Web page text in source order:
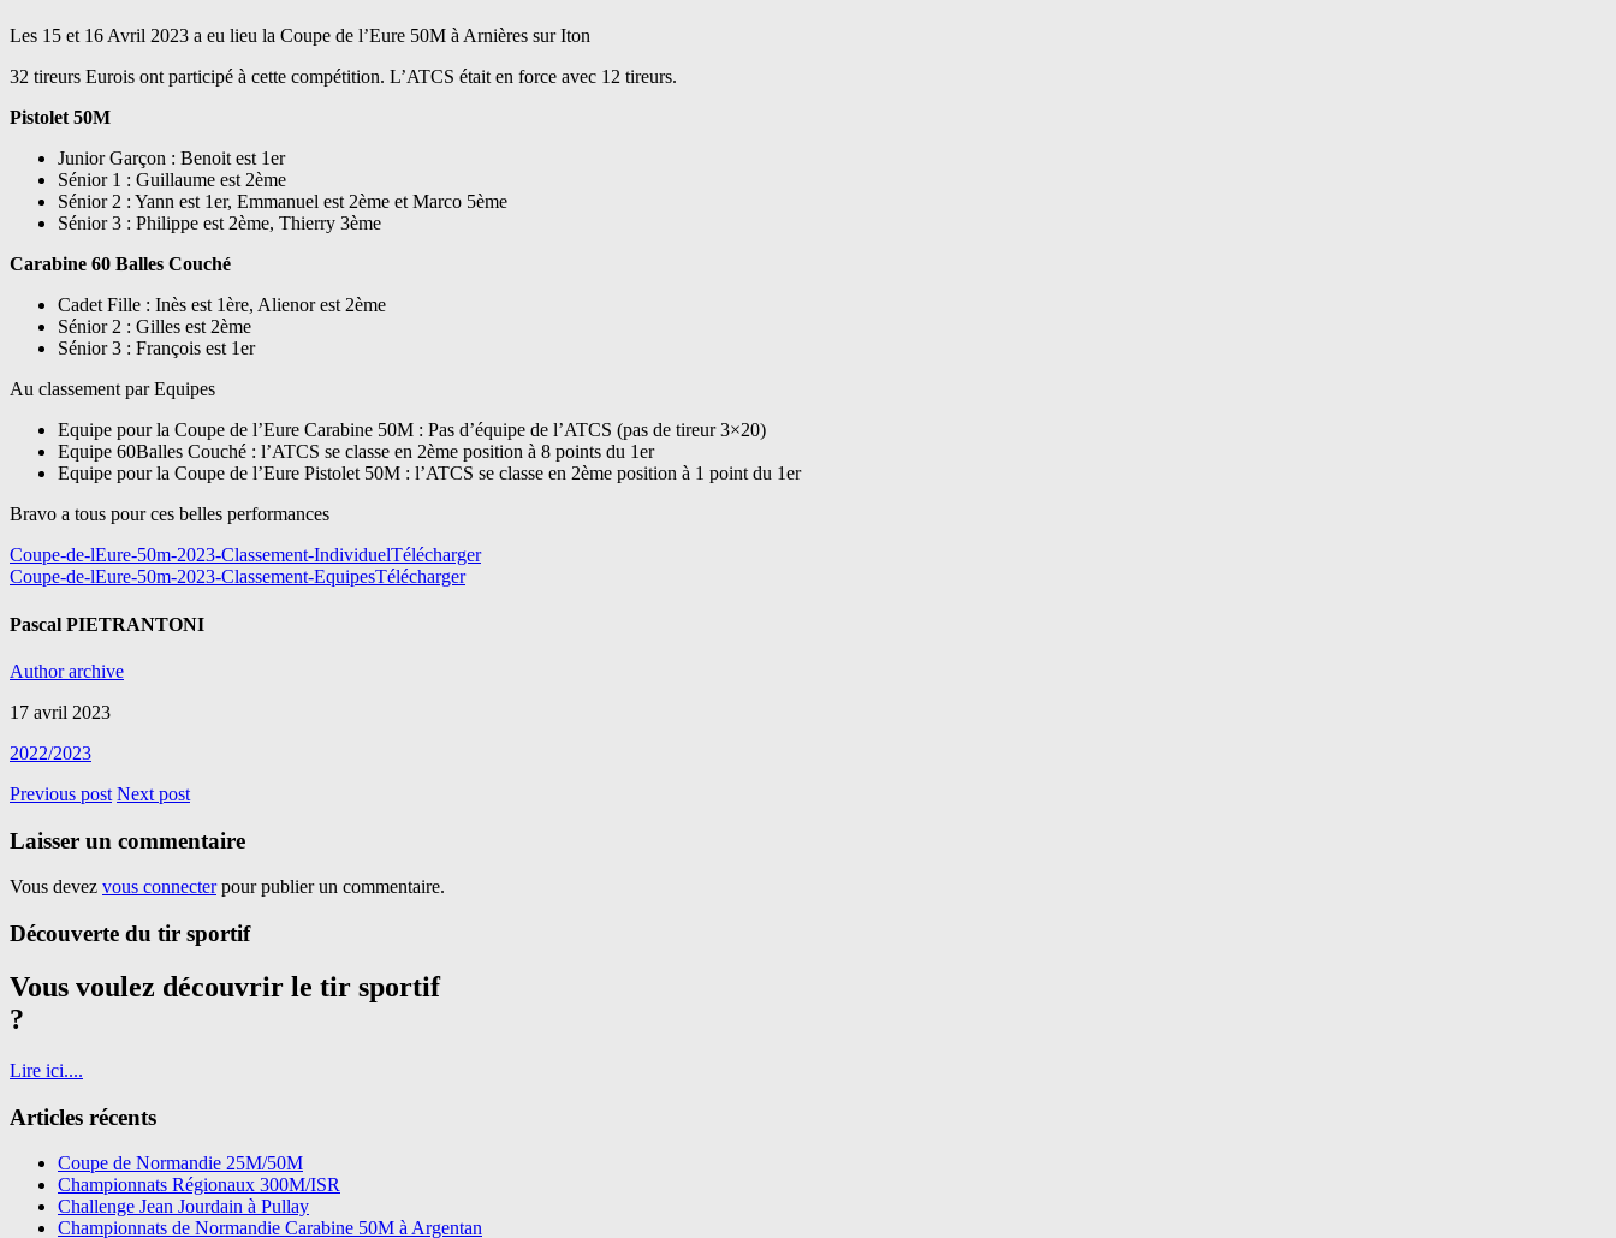
Les 15 et 16 Avril 2023 a eu lieu la Coupe de l’Eure 50M à Arnières sur Iton
32 tireurs Eurois ont participé à cette compétition. L’ATCS était en force avec 12 tireurs.
Pistolet 50M
Junior Garçon : Benoit est 1er
Sénior 1 : Guillaume est 2ème
Sénior 2 : Yann est 1er, Emmanuel est 2ème et Marco 5ème
Sénior 3 : Philippe est 2ème, Thierry 3ème
Carabine 60 Balles Couché
Cadet Fille : Inès est 1ère, Alienor est 2ème
Sénior 2 : Gilles est 2ème
Sénior 3 : François est 1er
Au classement par Equipes
Equipe pour la Coupe de l’Eure Carabine 50M : Pas d’équipe de l’ATCS (pas de tireur 3×20)
Equipe 60Balles Couché : l’ATCS se classe en 2ème position à 8 points du 1er
Equipe pour la Coupe de l’Eure Pistolet 50M : l’ATCS se classe en 2ème position à 1 point du 1er
Bravo a tous pour ces belles performances
Coupe-de-lEure-50m-2023-Classement-IndividuelTélécharger
Coupe-de-lEure-50m-2023-Classement-EquipesTélécharger
Pascal PIETRANTONI
Author archive
17 avril 2023
2022/2023
Previous post Next post
Laisser un commentaire
Vous devez vous connecterpour publier un commentaire.
Découverte du tir sportif
Vous voulez découvrir le tir sportif
?
Lire ici....
Articles récents
Coupe de Normandie 25M/50M
Championnats Régionaux 300M/ISR
Challenge Jean Jourdain à Pullay
Championnats de Normandie Carabine 50M à Argentan